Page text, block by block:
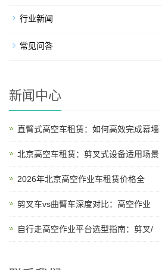
行业新闻
常见问答
新闻中心
直臂式高空车租赁：如何高效完成幕墙
北京高空车租赁：剪叉式设备适用场景
2026年北京高空作业车租赁价格全
剪叉车vs曲臂车深度对比：高空作业
自行走高空作业平台选型指南：剪叉/